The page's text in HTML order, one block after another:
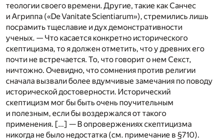
теологии своего времени. Другие, такие как Санчес
и Агриппа («De Vanitate Scientiarum»), стремились лишь
посрамить тщеславие и дух демонстративности
ученых. — Что касается конкретно исторического
скептицизма, то я должен отметить, что у древних его
почти не встречается. То, что говорит о нем Секст,
ничтожно. Очевидно, что сомнения против религии
сначала вызвали более вдумчивые замечания по поводу
исторической достоверности. Исторический
скептицизм мог бы быть очень поучительным
и полезным, если бы воздержался от такого
применения. […] — В опровержениях скептицизма
никогда не было недостатка (см. примечание в §710).